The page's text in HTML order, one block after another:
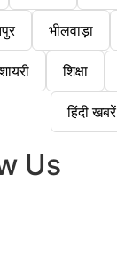
भीलवाड़ा
शिक्षा
हिंदी खबरें
Us